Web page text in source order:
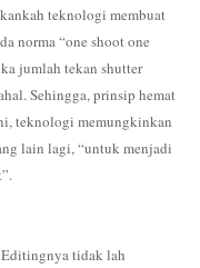
teknologi membuat
norma “one shoot one
jumlah tekan shutter
Sehingga, prinsip hemat
teknologi memungkinkan
lain lagi, “untuk menjadi
Editingnya tidak lah